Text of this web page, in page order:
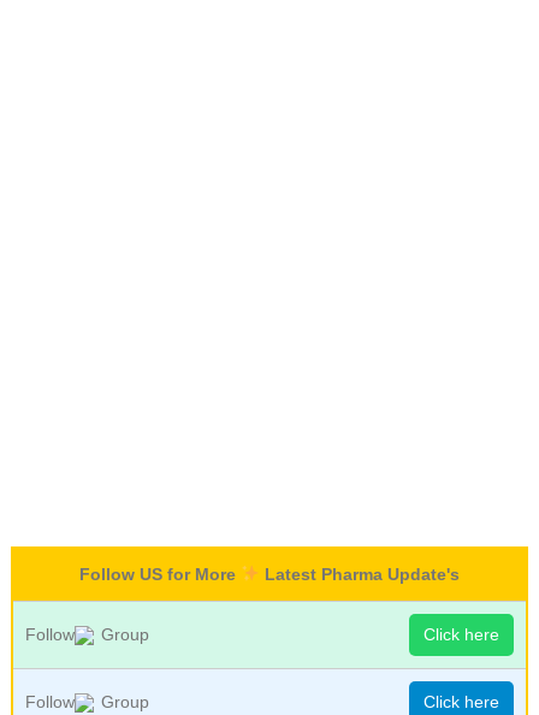
Follow US for More Latest Pharma Update's
Follow Group Click here
Follow Group Click here